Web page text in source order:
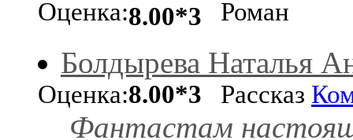
Оценка:8.00*3
Роман
Болдырева Наталья
Оценка:8.00*3 Рассказ
Фантастам